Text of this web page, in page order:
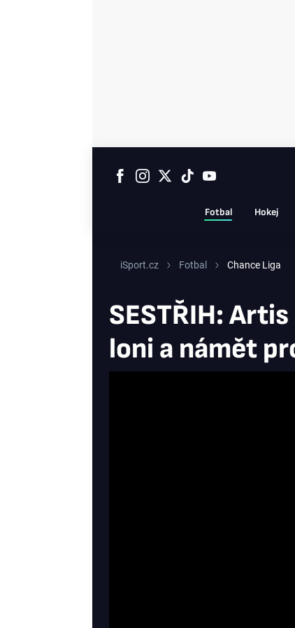
Fotbal Hokej
iSport.cz Fotbal Chance Liga
SESTŘIH:
loni a námět